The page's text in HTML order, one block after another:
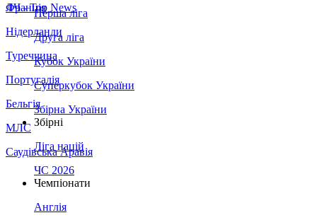
Франція
Нідерланди
Туреччина
Португалія
Бельгія
МЛС
Саудівська Аравія
ЛЧ - Top News
Перша ліга
Друга ліга
Кубок України
Суперкубок України
Збірна України
Збірні
Ліга націй
ЧС 2026
Чемпіонати
Англія